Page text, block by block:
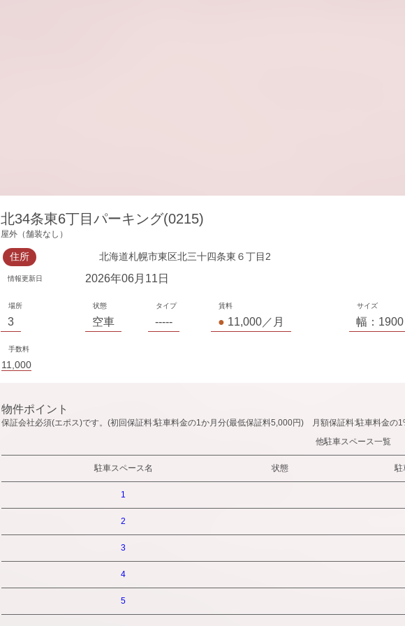
北34条東6丁目パーキング(0215)
屋外（舗装なし）
住所 北海道札幌市東区北三十四条東６丁目2
情報更新日 2026年06月11日
場所 状態 タイプ 賃料 サイズ
3 空車 ----- ● 11,000／月 幅：
手数料
11,000
物件ポイント
保証会社必須(エポス)です。(初回保証料:駐車料金の1か月分(最低保証料5,000円) 月額保証料:駐車料金
他駐車スペース一覧
駐車スペース名 状態 駐
1
2
3
4
5